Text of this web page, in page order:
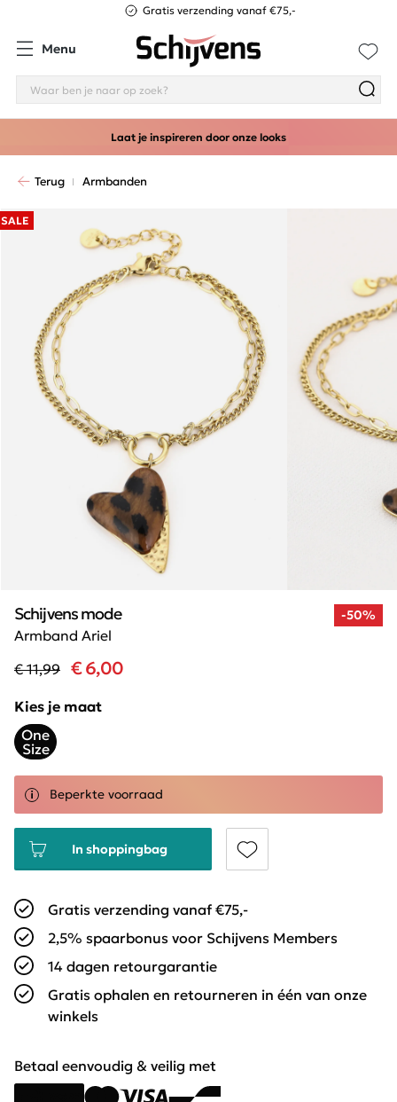
Gratis verzending vanaf €75,-
Menu
Laat je inspireren door onze looks
Terug Armbanden
SALE
-50%
Armband Ariel
Schijvens mode
€ 11,99 € 6,00
Kies je maat
One
Size
Beperkte voorraad
In shoppingbag
Gratis verzending vanaf €75,-
2,5% spaarbonus voor Schijvens Members
14 dagen retourgarantie
Gratis ophalen en retourneren in één van onze
winkels
Betaal eenvoudig & veilig met